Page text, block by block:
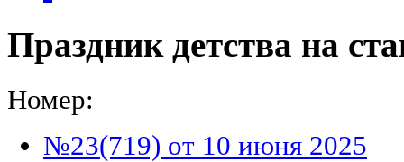
Праздник детства на
Номер:
№23(719) от 10 июня 2025